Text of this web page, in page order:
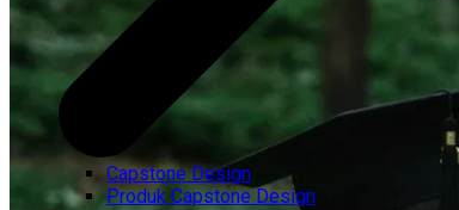
Capstone Design
Produk Capstone Design